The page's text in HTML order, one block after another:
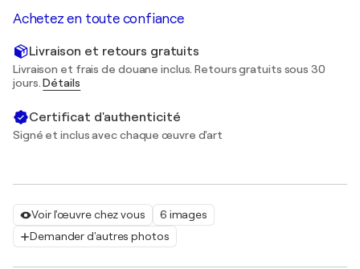
Voir l'œuvre chez vous
6 images
Demander d'autres photos
Achetez en toute confiance
Livraison et retours gratuits
Livraison et frais de douane inclus. Retours gratuits sous 30
jours.Détails
Certificat d'authenticité
Signé et inclus avec chaque œuvre d'art